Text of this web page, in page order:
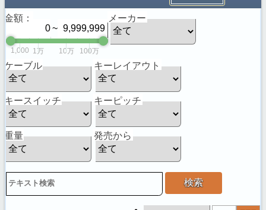
金額：
~
1,000 1万 10万 100万
メーカー
ケーブル キーレイアウト
キースイッチ キーピッチ
重量 発売から
検索